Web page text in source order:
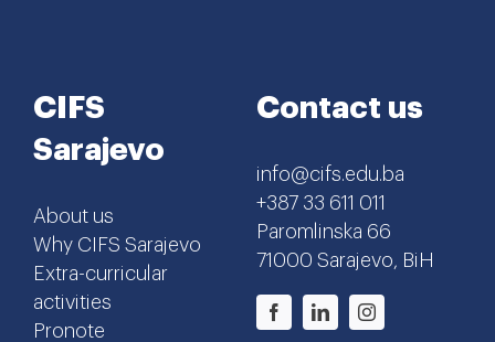
CIFS
Sarajevo
About us
Why CIFS Sarajevo
Extra-curricular
activities
Pronote
Contact us
info@cifs.edu.ba
+387 33 611 011
Paromlinska 66
71000 Sarajevo, BiH